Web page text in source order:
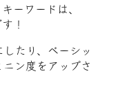
ーワードは、
！
たり、ベーシッ
ン度をアップさ